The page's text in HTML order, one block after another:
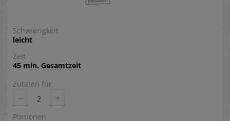
Schwierigkeit
leicht
Zeit
45 min. Gesamtzeit
Zutaten für
– 2 +
Portionen